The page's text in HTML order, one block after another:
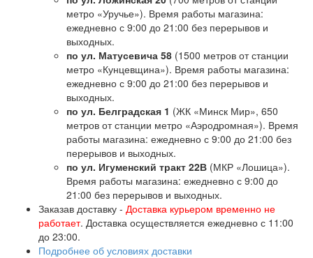
метро «Уручье»). Время работы магазина:
ежедневно с 9:00 до 21:00 без перерывов и
выходных.
по ул. Матусевича 58 (1500 метров от станции
метро «Кунцевщина»). Время работы магазина:
ежедневно с 9:00 до 21:00 без перерывов и
выходных.
по ул. Белградская 1 (ЖК «Минск Мир», 650
метров от станции метро «Аэродромная»). Время
работы магазина: ежедневно с 9:00 до 21:00 без
перерывов и выходных.
по ул. Игуменский тракт 22В (МКР «Лошица»).
Время работы магазина: ежедневно с 9:00 до
21:00 без перерывов и выходных.
Заказав доставку - Доставка курьером временно не
работает. Доставка осуществляется ежедневно с 11:00
до 23:00.
Подробнее об условиях доставки